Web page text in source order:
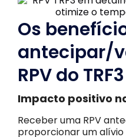
Os
antecipar/
RPV do TRF3
Impacto positivo
Receber uma RPV
proporcionar um